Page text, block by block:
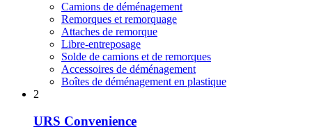
Camions de déménagement
Remorques et remorquage
Attaches de remorque
Libre-entreposage
Solde de camions et de remorques
Accessoires de déménagement
Boîtes de déménagement en plastique
2
URS Convenience